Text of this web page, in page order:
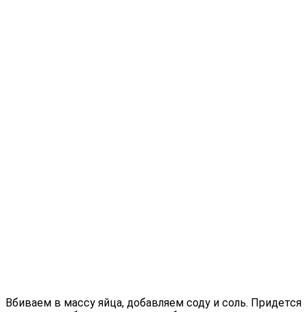
Вбиваем в массу яйца, добавляем соду и соль. Придется